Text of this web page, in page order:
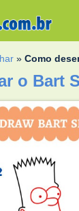
»Como
o Bart